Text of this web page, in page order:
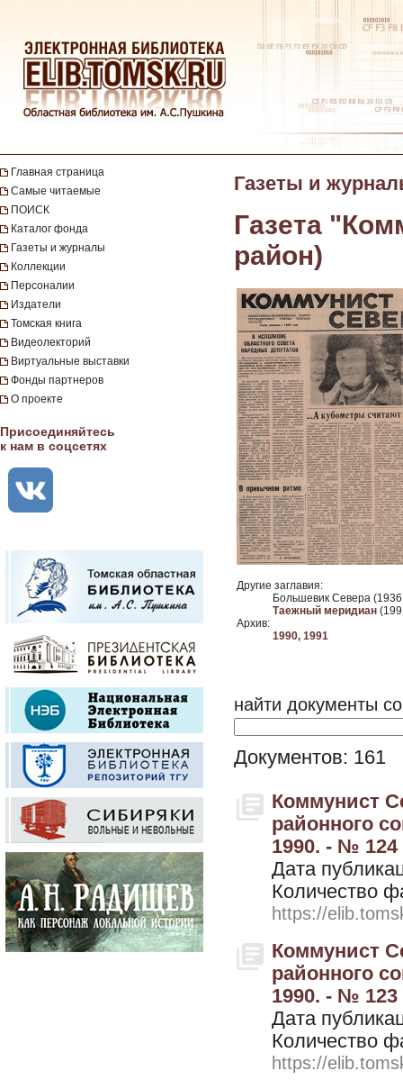
Главная страница
Самые читаемые
ПОИСК
Каталог фонда
Газеты и журналы
Коллекции
Персоналии
Издатели
Томская книга
Видеолекторий
Виртуальные выставки
Фонды партнеров
О проекте
Присоединяйтесь
к нам в соцсетях
Газеты и
Газета
район)
Другие заглавия:
Большевик Севера
Таежный меридиан
Архив:
1990, 1991
найти документы
Документов: 161
Коммунист
районного
1990. - № 124
Дата
Количество
https://
Коммунист
районного
1990. - № 123
Дата
Количество
https://